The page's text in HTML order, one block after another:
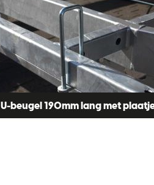
U-beugel 190mm lang met